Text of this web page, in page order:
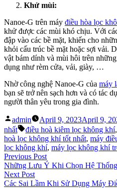
Khử mùi:
Nanoe-G trên máy điều hòa lọc
khử được các mùi khó chịu. Với
đập vào các bề mặt, khiến cho
khỏi cấu trúc bề mặt hoặc sợi vải.
vật bám dính và mùi hôi trên
dụng như rèm cửa, vải, giày, …
Nhờ công nghệ Nanoe-G của máy
bạn sẽ trở nên sạch hơn và có tác
người thân yêu trong gia đình.
Posted
by
admin April 9, 2023April 9,
nhất
Tags:
điều hoà kiêm lọc không khí,
hoà lọc không khí tốt nhất, máy
lọc không khí, máy lọc không khí
Post
navigation
Previous PostPrevious
post:
Những Lưu Ý Khi Chọn Hệ
Next PostNext
post:
Các Sai Lầm Khi Sử Dụng Máy